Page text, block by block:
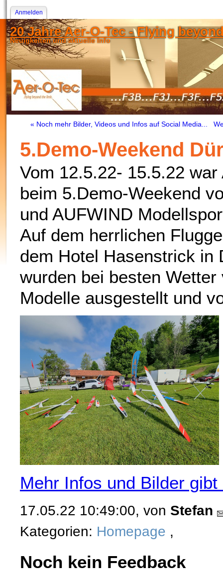
Anmelden
20 Jahre Aer-O-Tec - Flying
Neuigkeiten und aktuelle Info
« Noch mehr Bilder, Videos und Infos auf Social Media...
5.Demo-Weekend
Vom 12.5.22- 15.5.22
beim 5.Demo-Weekend
und AUFWIND
Auf dem herrlichen
dem Hotel Hasenstrick in
wurden bei besten
Modelle ausgestellt und
Mehr Infos und Bilder
17.05.22 10:49:00, von Stefan
Kategorien: Homepage ,
Noch kein Feedback